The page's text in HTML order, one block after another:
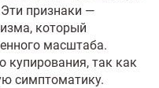
признаки —
который
масштаба.
купирования, так как
симптоматику.